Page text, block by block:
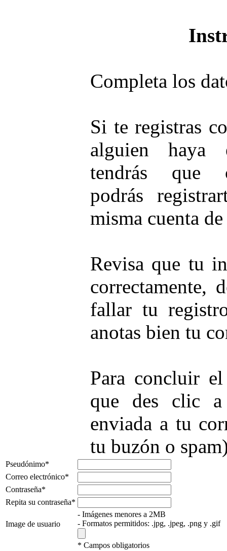
Completa los
Si te registras
alguien haya
tendrás que
podrás
misma cuenta
Revisa que tu
correctamente,
fallar tu
anotas bien tu
Para concluir
que des clic
enviada a tu
tu buzón o
Pseudónimo*
Correo electrónico*
Contraseña*
Repita su contraseña*
Image de usuario
- Imágenes menores a 2MB
- Formatos permitidos: .jpg, .jpeg, .png y .gif
* Campos obligatorios